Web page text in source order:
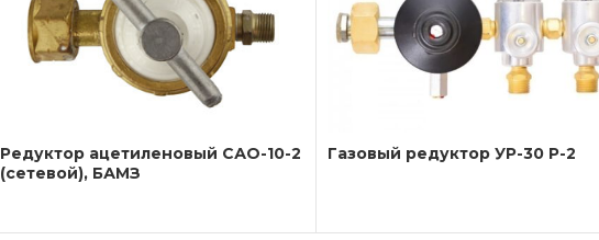
Редуктор ацетиленовый САО-10-2
(сетевой), БАМЗ
Газовый редуктор УР-30 Р-2